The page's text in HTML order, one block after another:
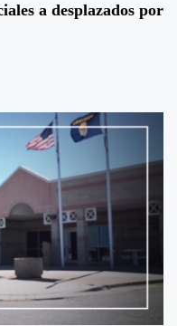
a desplazados por